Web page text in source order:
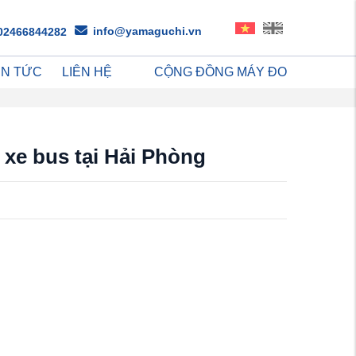
info@yamaguchi.vn
TỨC LIÊN HỆ CỘNG ĐỒNG MÁY ĐO
bus tại Hải Phòng